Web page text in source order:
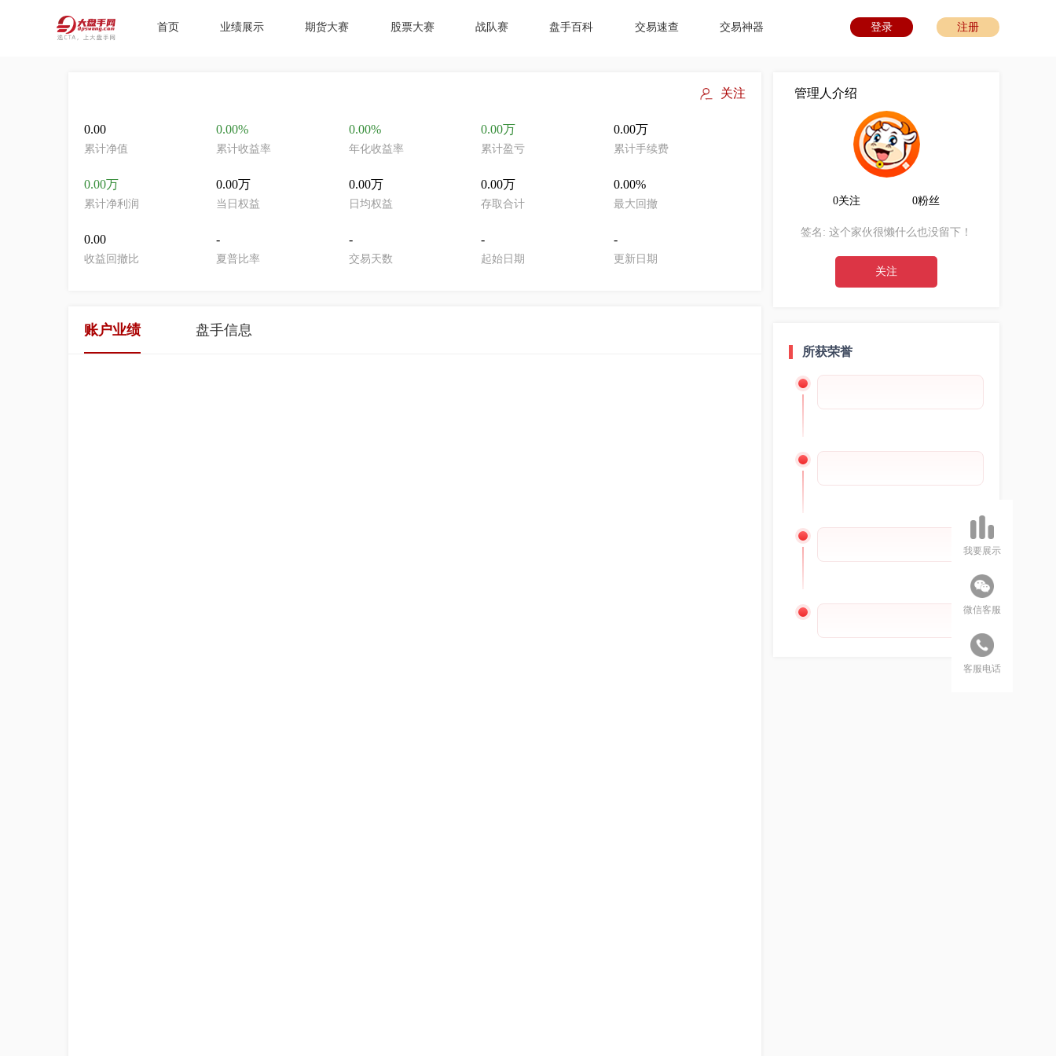
首页 业绩展示 期货大赛 股票大赛 战队赛 盘手百科 交易速查 交易神器 登录 注册
关注
0.00
累计净值
0.00%
累计收益率
0.00%
年化收益率
0.00万
累计盈亏
0.00万
累计手续费
0.00万
累计净利润
0.00万
当日权益
0.00万
日均权益
0.00万
存取合计
0.00%
最大回撤
0.00
收益回撤比
-
夏普比率
-
交易天数
-
起始日期
-
更新日期
账户业绩 盘手信息
管理人介绍
0关注 0粉丝
签名: 这个家伙很懒什么也没留下！
关注
所获荣誉
我要展示
微信客服
客服电话